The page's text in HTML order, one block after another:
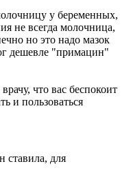
у беременных,
не всегда молочница,
но это надо мазок
дешевле "примацин"
что вас беспокоит
и пользоваться
ставила, для